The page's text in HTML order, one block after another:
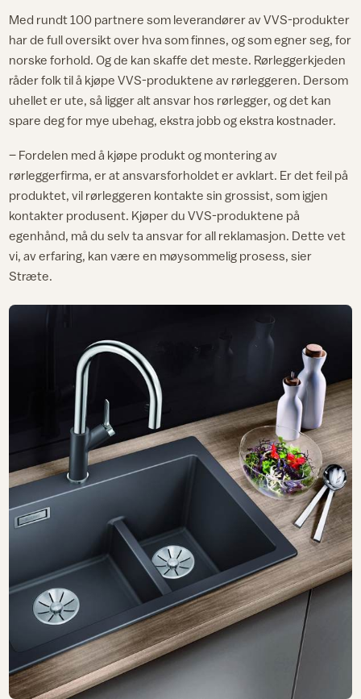
Med rundt 100 partnere som leverandører av VVS-produkter
har de full oversikt over hva som finnes, og som egner seg, for
norske forhold. Og de kan skaffe det meste. Rørleggerkjeden
råder folk til å kjøpe VVS-produktene av rørleggeren. Dersom
uhellet er ute, så ligger alt ansvar hos rørlegger, og det kan
spare deg for mye ubehag, ekstra jobb og ekstra kostnader.
– Fordelen med å kjøpe produkt og montering av
rørleggerfirma, er at ansvarsforholdet er avklart. Er det feil på
produktet, vil rørleggeren kontakte sin grossist, som igjen
kontakter produsent. Kjøper du VVS-produktene på
egenhånd, må du selv ta ansvar for all reklamasjon. Dette vet
vi, av erfaring, kan være en møysommelig prosess, sier
Stræte.